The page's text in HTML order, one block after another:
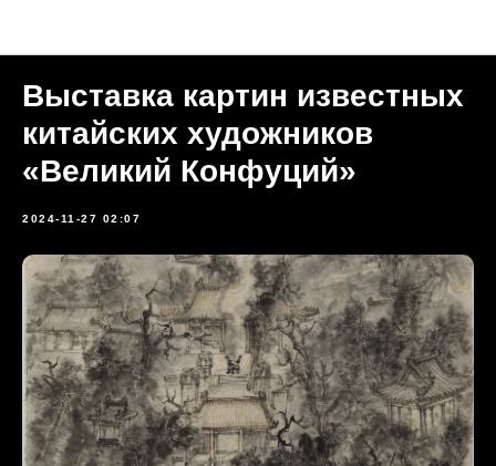
Выставка картин известных
китайских художников
«Великий Конфуций»
2024-11-27 02:07